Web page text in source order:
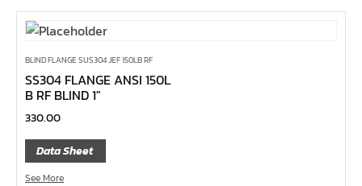
คีมตัดสายเคเบิ้ล
คีมย้ำสายไฟ
คีมล๊อค
คีมหนีบ-ถ่างแหวน
คีมปากนกแก้ว,​คีมตัดตะปู
คีมปากแหลม
คีมปากเฉียง
BLIND FLANGE SUS304 JEF 150LB RF
SS304 FLANGE ANSI 150L
B RF BLIND 1″
330.00
Data Sheet
See More